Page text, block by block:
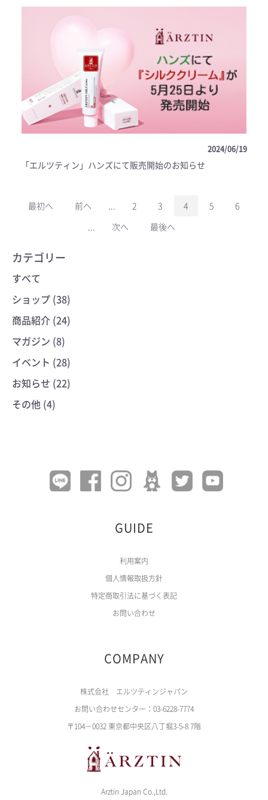
2024/06/19
「エルツティン」ハンズにて販売開始のお知らせ
最初へ 前へ 2 3 4 5
6
次へ 最後へ
カテゴリー
すべて
ショップ (38)
商品紹介 (24)
マガジン (8)
イベント (28)
お知らせ (22)
その他 (4)
GUIDE
利用案内
個人情報取扱方針
特定商取引法に基づく表記
お問い合わせ
COMPANY
株式会社 エルツティンジャパン
お問い合わせセンター：03-6228-7774
〒104－0032 東京都中央区八丁堀3-5-8 7階
Arztin Japan Co.,Ltd.